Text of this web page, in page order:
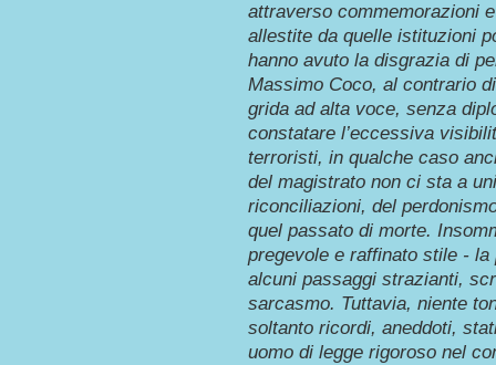
attraverso commemorazioni
allestite da quelle istituzioni
hanno avuto la disgrazia di
Massimo Coco, al contrario
grida ad alta voce, senza
constatare l’eccessiva
terroristi, in qualche caso
del magistrato non ci sta a
riconciliazioni, del
quel passato di morte.
pregevole e raffinato stile -
alcuni passaggi strazianti,
sarcasmo. Tuttavia, niente
soltanto ricordi, aneddoti,
uomo di legge rigoroso nel